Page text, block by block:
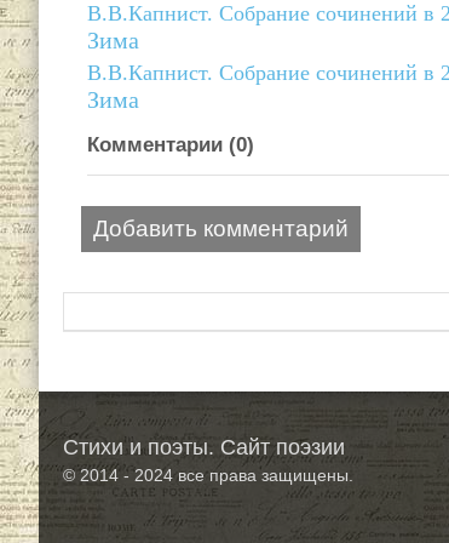
В.В.Капнист. Собрание сочинений в
Зима
В.В.Капнист. Собрание сочинений в
Зима
Комментарии (0)
Добавить комментарий
Стихи и поэты. Сайт поэзии
© 2014 - 2024все права защищены.